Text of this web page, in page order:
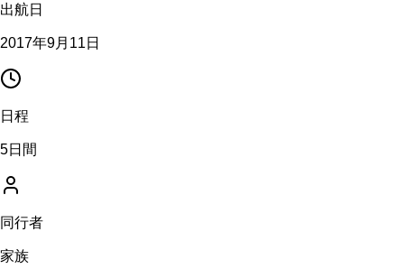
出航日
2017年9月11日
日程
5日間
同行者
家族